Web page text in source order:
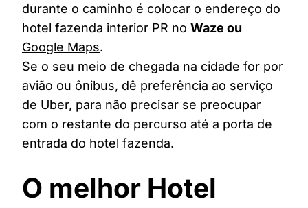
durante o caminho é colocar o endereço do
hotel fazenda interior PR no Waze ou
Google Maps.
Se o seu meio de chegada na cidade for por
avião ou ônibus, dê preferência ao serviço
de Uber, para não precisar se preocupar
com o restante do percurso até a porta de
entrada do hotel fazenda.
O melhor Hotel